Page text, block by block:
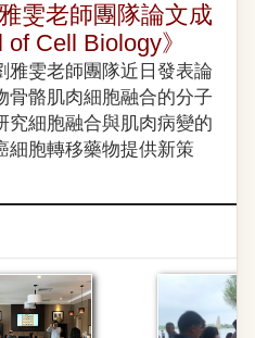
雯老師團隊論文成
Cell Biology》
雅雯老師團隊近日發表論
骨骼肌肉細胞融合的分子
究細胞融合與肌肉病變的
細胞轉移藥物提供新策